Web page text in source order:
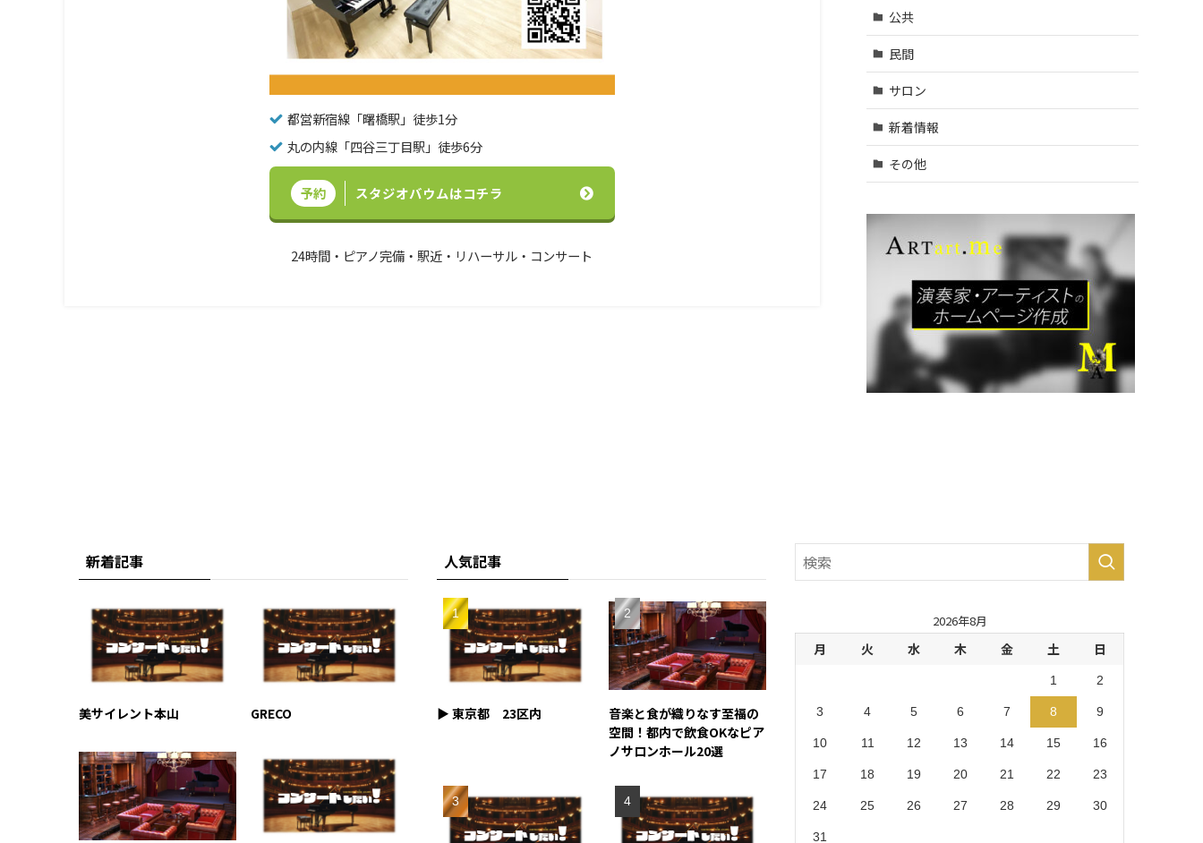
都営新宿線「曙橋駅」徒歩1分
丸の内線「四谷三丁目駅」徒歩6分
予約 スタジオバウムはコチラ
24時間・ピアノ完備・駅近・リハーサル・コンサート
市・東
村山
市・武
市・東
市 (9)
| … 立川
市・国
市・国
多摩
田市 (1
1)
| … 稲城
市・清
瀬市・
久留米
公共
民間
サロン
新着情報
その他
新着記事
美サイレント本山 GRECO
人気記事
▶︎ 東京都 23区内
音楽と食が織りなす至福の
空間！都内で飲食OKなピア
ノサロンホール20選
2026年8月
月 火 水 木 金 土 日
1 2
3 4 5 6 7 8 9
10 11 12 13 14 15 16
17 18 19 20 21 22 23
24 25 26 27 28 29 30
31